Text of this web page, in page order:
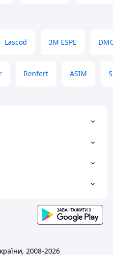
Lascod 3M ESPE
Renfert ASIM
2008-2026